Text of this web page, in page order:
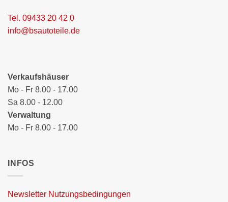
Tel. 09433 20 42 0
info@bsautoteile.de
Verkaufshäuser
Mo - Fr 8.00 - 17.00
Sa 8.00 - 12.00
Verwaltung
Mo - Fr 8.00 - 17.00
INFOS
Newsletter Nutzungsbedingungen